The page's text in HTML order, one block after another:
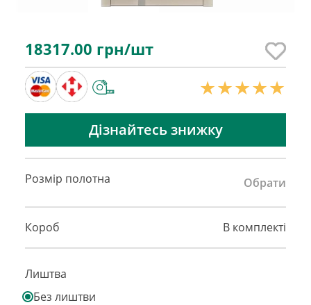
18317.00 грн/шт
Дізнайтесь знижку
Розмір полотна Обрати
Короб В комплекті
Лиштва
Без лиштви